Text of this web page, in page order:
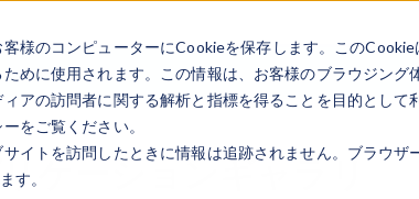
様のコンピューターにCookieを保存します。この
めに使用されます。この情報は、お客様のブラウジング
アの訪問者に関する解析と指標を得ることを目的とし
をご覧ください。
イトを訪問したときに情報は追跡されません。ブラウ
す。ケーションギャラリ